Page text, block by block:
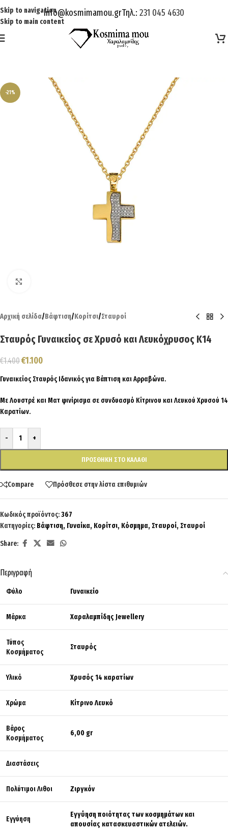
Skip to navigation
Skip to main content
Info@kosmimamou.grΤηλ.: 231 045 4630
-21%
Αρχική σελίδα/Βάφτιση/Κορίτσι/Σταυροί
Σταυρός Γυναικείος σε Χρυσό και Λευκόχρυσος Κ14
€1.400€1.100
Γυναικείος Σταυρός Ιδανικός για Βάπτιση και Αρραβώνα.
Με Λουστρέ και Ματ φινίρισμα σε συνδυασμό Κίτρινου και Λευκού Χρυσού 14
Καρατίων.
- +
ΠΡΟΣΘΉΚΗ ΣΤΟ ΚΑΛΆΘΙ
Compare Πρόσθεσε στην λίστα επιθυμιών
Κωδικός προϊόντος:367
Κατηγορίες: Βάφτιση, Γυναίκα, Κορίτσι, Κόσμημα, Σταυροί, Σταυροί
Share:
Περιγραφή
Φύλο Γυναικείο
Μάρκα Χαραλαμπίδης Jewellery
Τύπος
Κοσμήματος
Σταυρός
Υλικό Χρυσός 14 καρατίων
Χρώμα Κίτρινο Λευκό
Βάρος
Κοσμήματος
6,00 gr
Διαστάσεις
Πολύτιμοι Λιθοι Ζιργκόν
Εγγύηση
Εγγύηση ποιότητας των κοσμημάτων και
απουσίας κατασκευαστικών ατελειών.